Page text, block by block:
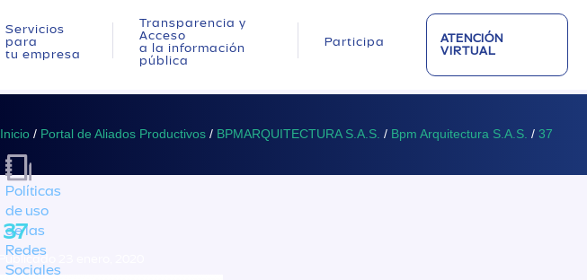
Servicios
para
tu empresa
Transparencia y
Acceso
a la información
pública
Participa
ATENCIÓN
VIRTUAL
Inicio / Portal de Aliados Productivos / BPMARQUITECTURA S.A.S. / Bpm Arquitectura S.A.S. / 37
37
Publicado 23 enero, 2020
Políticas
de uso
de las
Redes
Sociales